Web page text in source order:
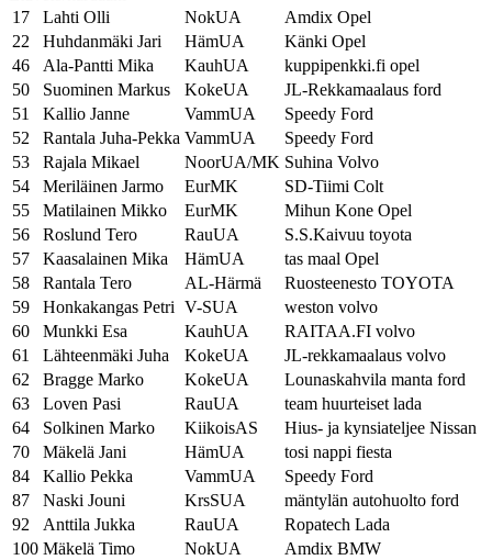
17
Lahti Olli NokUA
Amdix Opel
22
Huhdanmäki Jari HämUA
Känki Opel
46
Ala-Pantti Mika KauhUA
kuppipenkki.fi opel
50
Suominen Markus KokeUA
JL-Rekkamaalaus ford
51
Kallio Janne VammUA
Speedy Ford
52
Rantala Juha-Pekka VammUA
Speedy Ford
53
Rajala Mikael NoorUA/MK Suhina Volvo
54
Meriläinen Jarmo EurMK
SD-Tiimi Colt
55
Matilainen Mikko EurMK
Mihun Kone Opel
56
Roslund Tero RauUA
S.S.Kaivuu toyota
57
Kaasalainen Mika HämUA
tas maal Opel
58
Rantala Tero AL-Härmä
Ruosteenesto TOYOTA
59
Honkakangas Petri V-SUA
weston volvo
60
Munkki Esa KauhUA
RAITAA.FI volvo
61
Lähteenmäki Juha KokeUA
JL-rekkamaalaus volvo
62
Bragge Marko KokeUA
Lounaskahvila manta ford
63
Loven Pasi RauUA
team huurteiset lada
64
Solkinen Marko KiikoisAS
Hius- ja kynsiateljee Nissan
70
Mäkelä Jani HämUA
tosi nappi fiesta
84
Kallio Pekka VammUA
Speedy Ford
87
Naski Jouni KrsSUA
mäntylän autohuolto ford
92
Anttila Jukka RauUA
Ropatech Lada
100 Mäkelä Timo NokUA
Amdix BMW